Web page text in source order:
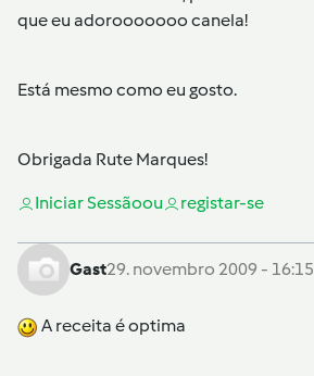
que eu adorooooooo canela!
Está mesmo como eu gosto.
Obrigada Rute Marques!
Iniciar Sessãoou registar-se
Gast29. novembro 2009 - 16:15
A receita é optima